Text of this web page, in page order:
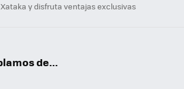
y disfruta ventajas exclusivas
de...